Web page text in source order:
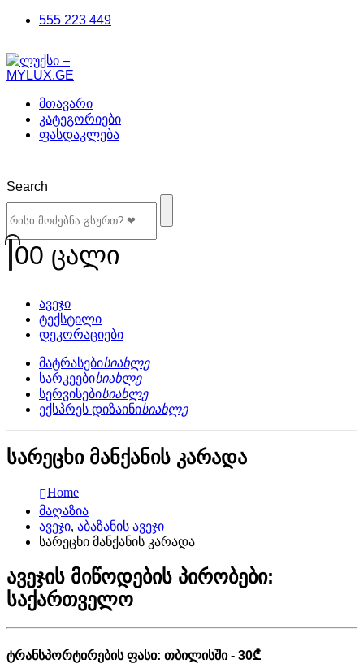
555 223 449
მთავარი
კატეგორიები
ფასდაკლება
Search
00 ცალი
ავეჯი
ტექსტილი
დეკორაციები
მატრასებისიახლე
სარკეებისიახლე
სერვისებისიახლე
ექსპრეს დიზაინისიახლე
სარეცხი მანქანის კარადა
Home
მაღაზია
ავეჯი, აბაზანის ავეჯი
სარეცხი მანქანის კარადა
ავეჯის მიწოდების პირობები:
საქართველო
ტრანსპორტირების ფასი: თბილისში - 30₾